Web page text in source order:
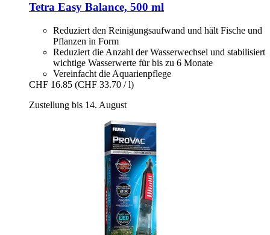
Tetra Easy Balance, 500 ml
Reduziert den Reinigungsaufwand und hält Fische und
Pflanzen in Form
Reduziert die Anzahl der Wasserwechsel und stabilisiert
wichtige Wasserwerte für bis zu 6 Monate
Vereinfacht die Aquarienpflege
CHF 16.85 (CHF 33.70 / l)
Zustellung bis 14. August